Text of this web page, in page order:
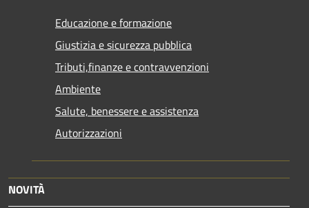
Educazione e formazione
Giustizia e sicurezza pubblica
Tributi,finanze e contravvenzioni
Ambiente
Salute, benessere e assistenza
Autorizzazioni
NOVITÀ